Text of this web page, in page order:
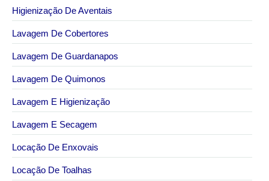
Higienização De Aventais
Lavagem De Cobertores
Lavagem De Guardanapos
Lavagem De Quimonos
Lavagem E Higienização
Lavagem E Secagem
Locação De Enxovais
Locação De Toalhas